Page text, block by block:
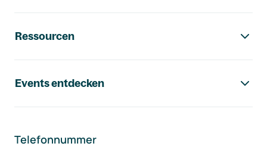
Ressourcen
Events entdecken
Telefonnummer